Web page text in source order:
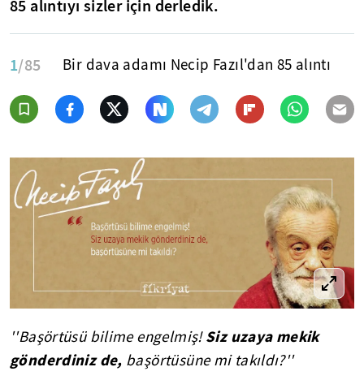
85 alıntıyı sizler için derledik.
1/85 Bir dava adamı Necip Fazıl'dan 85 alıntı
''Başörtüsü bilime engelmiş!Siz uzaya mekik
gönderdiniz de, başörtüsüne mi takıldı?''